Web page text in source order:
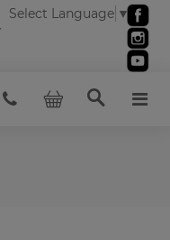
Select Language ▼